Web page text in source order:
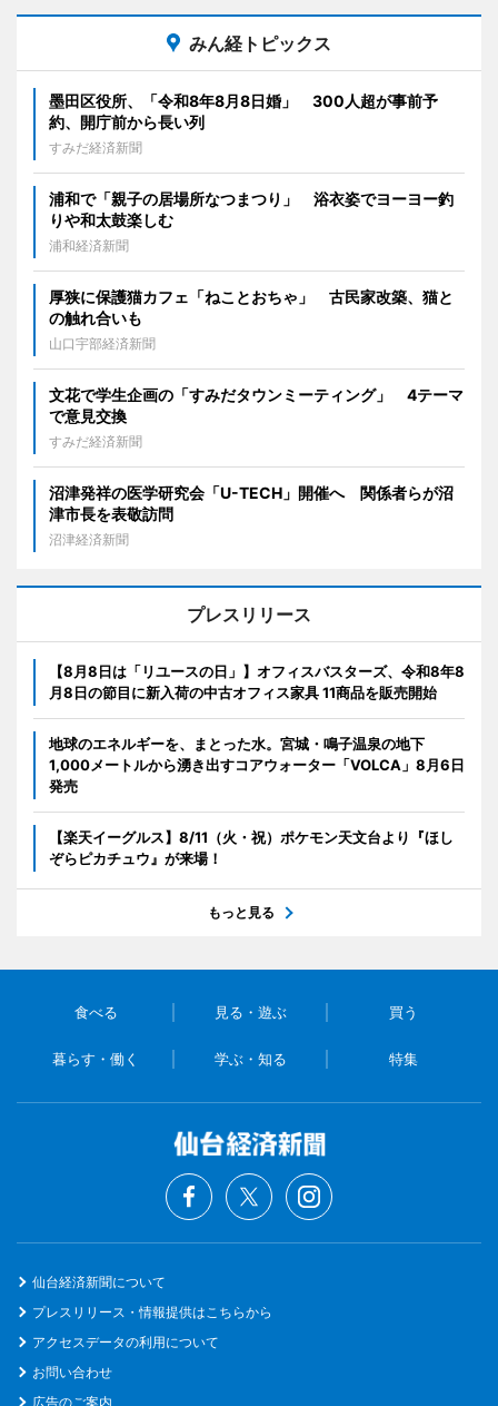
みん経トピックス
墨田区役所、「令和8年8月8日婚」 300人超が事前予
約、開庁前から長い列
すみだ経済新聞
浦和で「親子の居場所なつまつり」 浴衣姿でヨーヨー釣
りや和太鼓楽しむ
浦和経済新聞
厚狭に保護猫カフェ「ねことおちゃ」 古民家改築、猫と
の触れ合いも
山口宇部経済新聞
文花で学生企画の「すみだタウンミーティング」 4テーマ
で意見交換
すみだ経済新聞
沼津発祥の医学研究会「U-TECH」開催へ 関係者らが沼
津市長を表敬訪問
沼津経済新聞
プレスリリース
【8月8日は「リユースの日」】オフィスバスターズ、令和8年8
月8日の節目に新入荷の中古オフィス家具 11商品を販売開始
地球のエネルギーを、まとった水。宮城・鳴子温泉の地下
1,000メートルから湧き出すコアウォーター「VOLCA」8月6日
発売
【楽天イーグルス】8/11（火・祝）ポケモン天文台より『ほし
ぞらピカチュウ』が来場！
もっと見る
食べる 見る・遊ぶ 買う
暮らす・働く 学ぶ・知る 特集
仙台経済新聞について
プレスリリース・情報提供はこちらから
アクセスデータの利用について
お問い合わせ
広告のご案内